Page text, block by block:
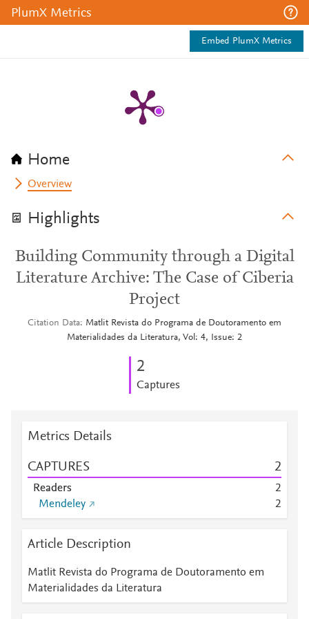
PlumX Metrics
Embed PlumX Metrics
Home
Overview
Highlights
Building Community through a Digital
Literature Archive: The Case of Ciberia
Project
Citation Data
Matlit Revista do Programa de Doutoramento em
Materialidades da Literatura, Vol: 4, Issue: 2
2
Captures
Metrics Details
CAPTURES 2
Readers
2
Mendeley
2
Article Description
Matlit Revista do Programa de Doutoramento em
Materialidades da Literatura